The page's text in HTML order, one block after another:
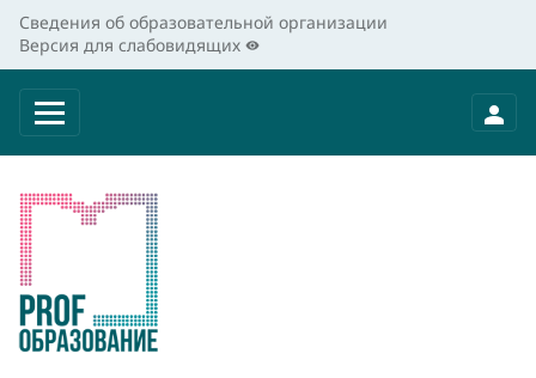
Сведения об образовательной организации
Версия для слабовидящих